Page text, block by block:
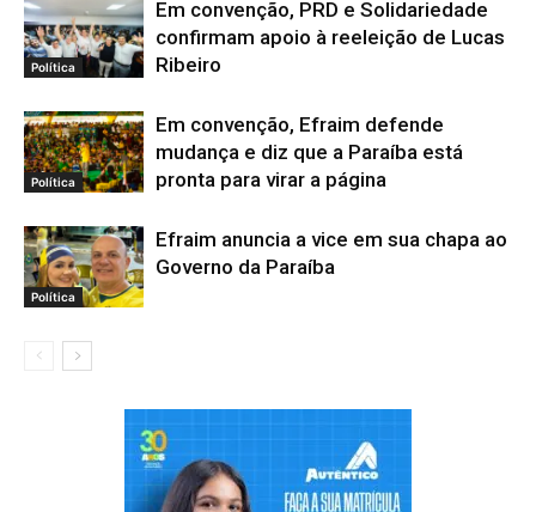
Política
Em convenção, PRD e Solidariedade
confirmam apoio à reeleição de Lucas
Ribeiro
Política
Em convenção, Efraim defende
mudança e diz que a Paraíba está
pronta para virar a página
Política
Efraim anuncia a vice em sua chapa ao
Governo da Paraíba